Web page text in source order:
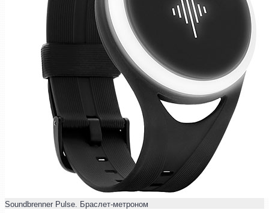
Soundbrenner Pulse. Браслет-метроном